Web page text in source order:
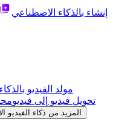
إنشاء بالذكاء الاصطناعي
مولد الفيديو
تحويل فيديو إلى فيديو
المزيد من ذكاء الفيديو